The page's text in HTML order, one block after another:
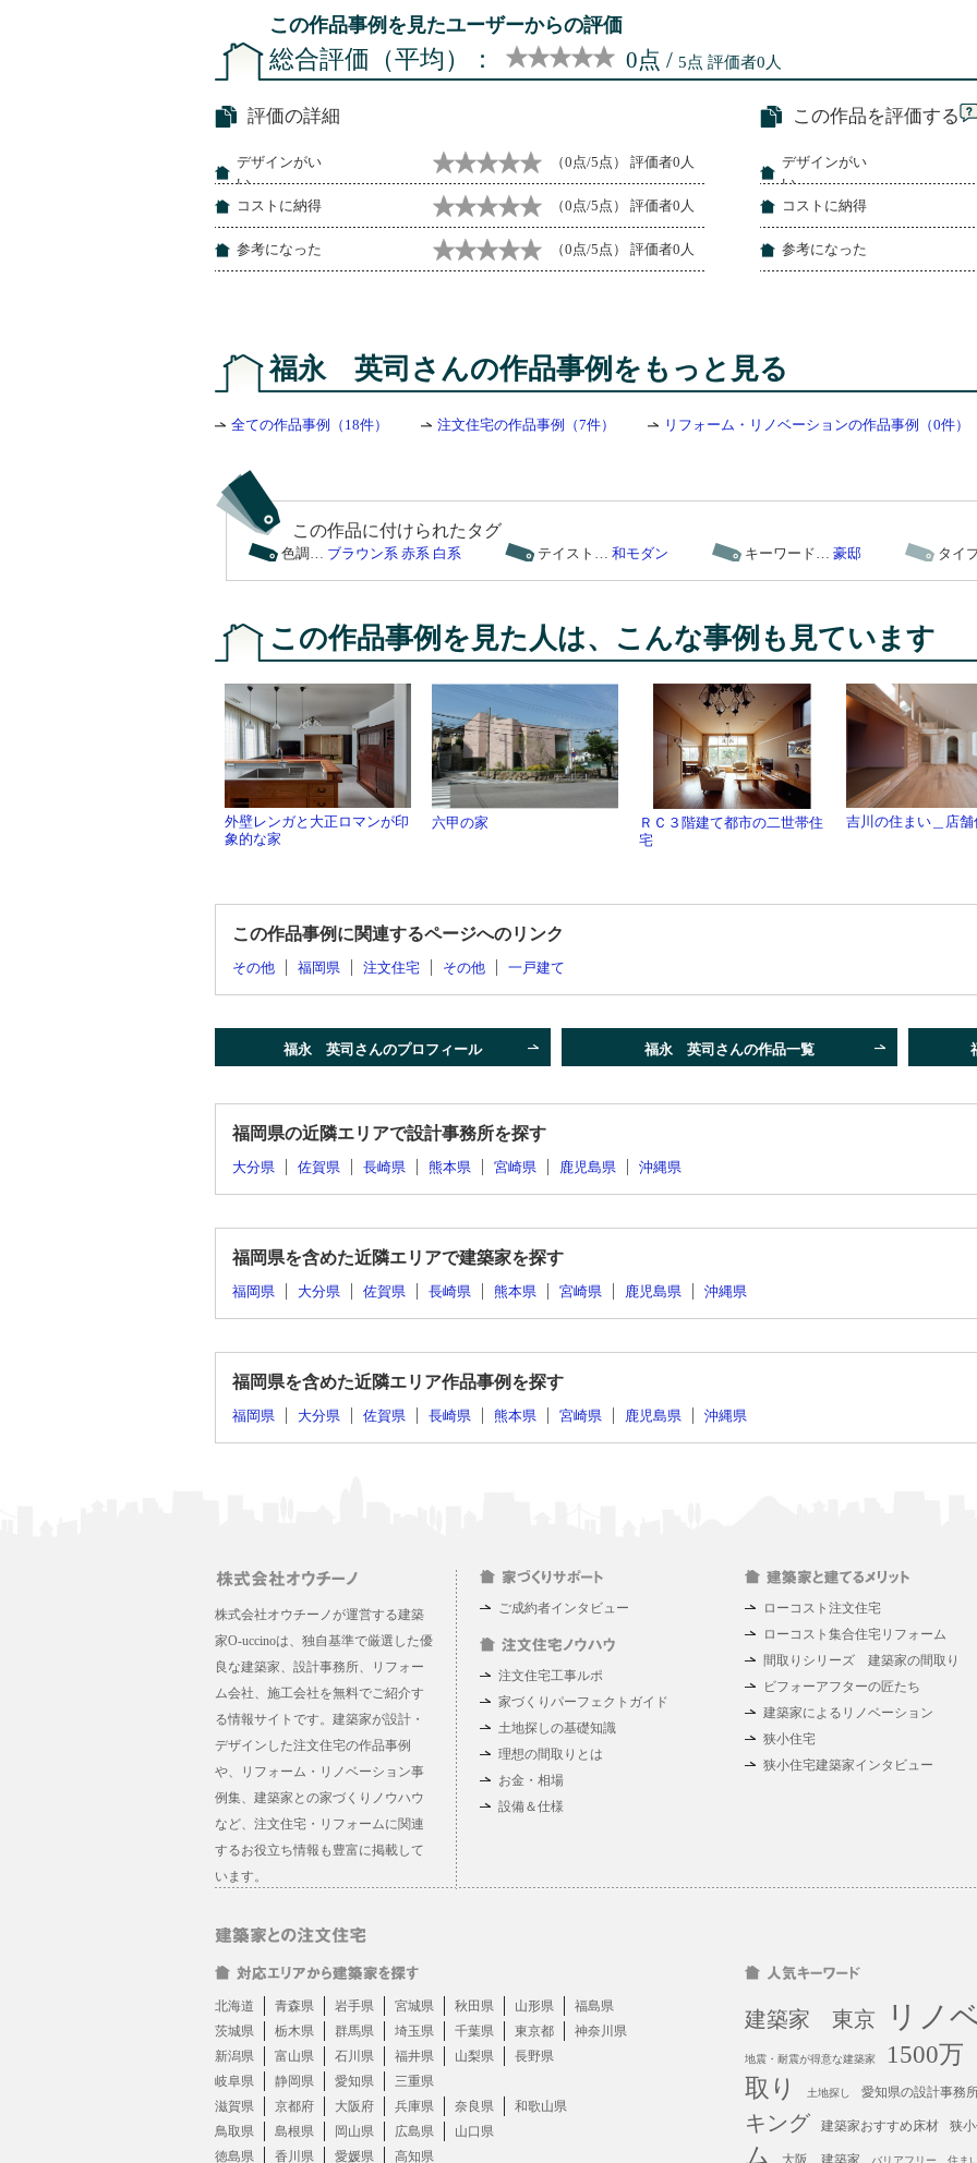
この作品事例を見たユーザーからの評価
総合評価（平均）： 0点 / 5点 評価者0人
評価の詳細
デザインがい
い
（0点/5点） 評価者0人
コストに納得 （0点/5点） 評価者0人
参考になった （0点/5点） 評価者0人
この作品を評価する
デザインがい
い
コストに納得
参考になった
福永 英司さんの作品事例をもっと見る
全ての作品事例（18件） 注文住宅の作品事例（7件） リフォーム・リノベーションの作品事例（0件）
この作品に付けられたタグ
色調… ブラウン系 赤系 白系 テイスト… 和モダン キーワード… 豪邸 タイ
この作品事例を見た人は、こんな事例も見ています
外壁レンガと大正ロマンが印
象的な家
六甲の家
ＲＣ３階建て都市の二世帯住
宅
吉川の住まい＿店
この作品事例に関連するページへのリンク
その他 福岡県 注文住宅 その他 一戸建て
福永 英司さんのプロフィール 福永 英司さんの作品一覧
福岡県の近隣エリアで設計事務所を探す
大分県 佐賀県 長崎県 熊本県 宮崎県 鹿児島県 沖縄県
福岡県を含めた近隣エリアで建築家を探す
福岡県 大分県 佐賀県 長崎県 熊本県 宮崎県 鹿児島県 沖縄県
福岡県を含めた近隣エリア作品事例を探す
福岡県 大分県 佐賀県 長崎県 熊本県 宮崎県 鹿児島県 沖縄県
株式会社オウチーノが運営する建築
家O-uccinoは、独自基準で厳選した優
良な建築家、設計事務所、リフォー
ム会社、施工会社を無料でご紹介す
る情報サイトです。建築家が設計・
デザインした注文住宅の作品事例
や、リフォーム・リノベーション事
例集、建築家との家づくりノウハウ
など、注文住宅・リフォームに関連
するお役立ち情報も豊富に掲載して
います。
ご成約者インタビュー
注文住宅工事ルポ
家づくりパーフェクトガイド
土地探しの基礎知識
理想の間取りとは
お金・相場
設備＆仕様
ローコスト注文住宅
ローコスト集合住宅リフォーム
間取りシリーズ 建築家の間取り
ビフォーアフターの匠たち
建築家によるリノベーション
狭小住宅
狭小住宅建築家インタビュー
北海道 青森県 岩手県 宮城県 秋田県 山形県
福島県
茨城県
栃木県 群馬県 埼玉県 千葉県 東京都
神奈川県
新潟県
富山県 石川県 福井県 山梨県
長野県
岐阜県
静岡県 愛知県
三重県
滋賀県
京都府 大阪府 兵庫県 奈良県
和歌山県
鳥取県
島根県 岡山県 広島県
山口県
徳島県
香川県 愛媛県 高知県
建築家 東京 リノ
地震・耐震が得意な建築家 1500
取り
土地探し 愛知県の設計事務
キング
建築家おすすめ床材 狭
ム
大阪 建築家 バリアフリー 住ま